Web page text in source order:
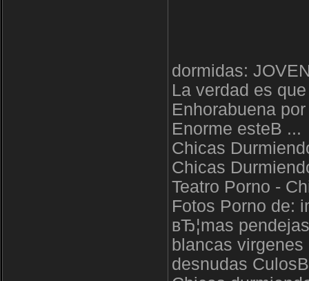
dormidas:
La verdad es
Enhorabuena
Enorme esteВ ...
Chicas
Chicas
Teatro Porno -
Fotos Porno de:
вЂ¦mas
blancas
desnudas